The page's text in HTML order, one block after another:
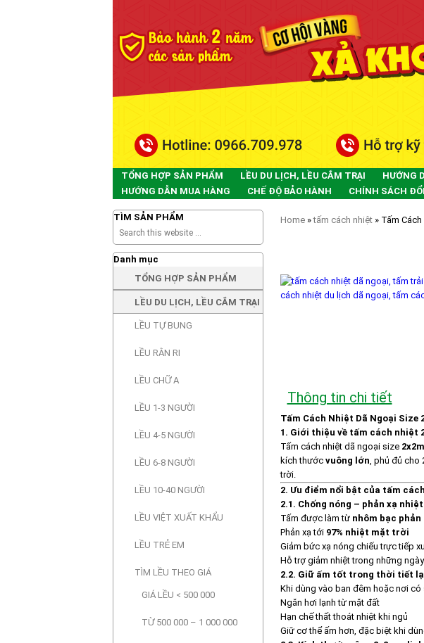
TỔNG HỢP SẢN PHẨM LỀU DU LỊCH, LỀU CẮM TRẠI HƯỚNG
HƯỚNG DẪN MUA HÀNG
CHẾ ĐỘ BẢO HÀNH CHÍNH SÁCH
Home»tấm cách nhiệt» Tấm Cách
Thông tin chi tiết
Tấm Cách Nhiệt Dã Ngoại Size
1. Giới thiệu về tấm cách nhiệt
Tấm cách nhiệt dã ngoại size 2x2m
kích thước vuông lớn, phủ đủ cho
trời.
2. Ưu điểm nổi bật của tấm
2.1. Chống nóng – phản xạ
Tấm được làm từ nhôm bạc phản
Phản xạ tới 97% nhiệt mặt trời
Giảm bức xạ nóng chiếu trực tiếp
Hỗ trợ giảm nhiệt trong những
2.2. Giữ ấm tốt trong thời tiết
Khi dùng vào ban đêm hoặc nơi
Ngăn hơi lạnh từ mặt đất
Hạn chế thất thoát nhiệt khi ngủ
Giữ cơ thể ấm hơn, đặc biệt khi
TÌM SẢN PHẨM
Danh mục
TỔNG HỢP SẢN PHẨM
LỀU DU LỊCH, LỀU CẮM TRẠI
LỀU TỰ BUNG
LỀU RẰN RI
LỀU CHỮ A
LỀU 1-3 NGƯỜI
LỀU 4-5 NGƯỜI
LỀU 6-8 NGƯỜI
LỀU 10-40 NGƯỜI
LỀU VIỆT XUẤT KHẨU
LỀU TRẺ EM
TÌM LỀU THEO GIÁ
GIÁ LỀU < 500 000
TỪ 500 000 – 1 000 000